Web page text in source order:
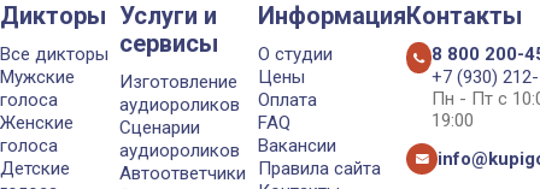
Дикторы
Все дикторы
Мужские
голоса
Женские
голоса
Детские
Услуги и
сервисы
Изготовление
аудиороликов
Сценарии
аудиороликов
Автоответчики
Информация
О студии
Цены
Оплата
FAQ
Вакансии
Правила сайта
Контакты
8 800 200-
+7 (930)
Пн - Пт с
19:00